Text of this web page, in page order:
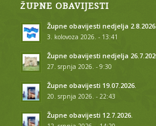
ŽUPNE OBAVIJESTI
Župne obavijesti nedjelja 2.8.2026.
3. kolovoza 2026. - 13:41
Župne obavijesti nedjelja
27. srpnja 2026. - 9:30
Župne obavijesti 19.07.2026.
20. srpnja 2026. - 22:43
Župne obavijesti 12.7.2026.